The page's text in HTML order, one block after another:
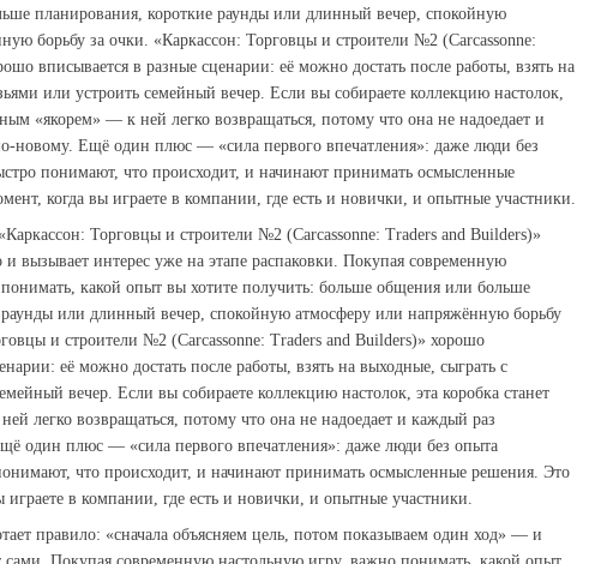
планирования, короткие раунды или длинный вечер, спокойную
борьбу за очки. «Каркаcсон: Торговцы и строители №2 (Carcassonne:
вписывается в разные сценарии: её можно достать после работы, взять на
или устроить семейный вечер. Если вы собираете коллекцию настолок,
«якорем» — к ней легко возвращаться, потому что она не надоедает и
Ещё один плюс — «сила первого впечатления»: даже люди без
понимают, что происходит, и начинают принимать осмысленные
когда вы играете в компании, где есть и новички, и опытные участники.
Торговцы и строители №2 (Carcassonne: Traders and Builders)»
и вызывает интерес уже на этапе распаковки. Покупая современную
какой опыт вы хотите получить: больше общения или больше
или длинный вечер, спокойную атмосферу или напряжённую борьбу
и строители №2 (Carcassonne: Traders and Builders)» хорошо
её можно достать после работы, взять на выходные, сыграть с
вечер. Если вы собираете коллекцию настолок, эта коробка станет
легко возвращаться, потому что она не надоедает и каждый раз
один плюс — «сила первого впечатления»: даже люди без опыта
что происходит, и начинают принимать осмысленные решения. Это
в компании, где есть и новички, и опытные участники.
правило: «сначала объясняем цель, потом показываем один ход» — и